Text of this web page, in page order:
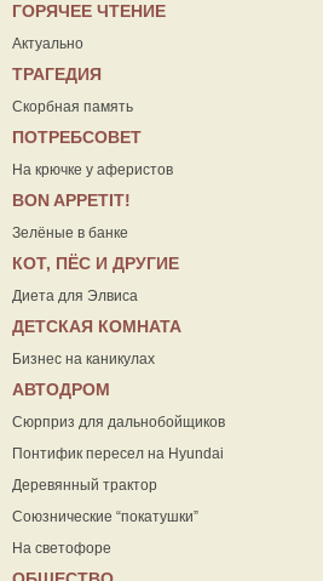
ГОРЯЧЕЕ ЧТЕНИЕ
Актуально
ТРАГЕДИЯ
Скорбная память
ПОТРЕБСОВЕТ
На крючке у аферистов
ВON APPETIT!
Зелёные в банке
КОТ, ПЁС И ДРУГИЕ
Диета для Элвиса
ДЕТСКАЯ КОМНАТА
Бизнес на каникулах
АВТОДРОМ
Сюрприз для дальнобойщиков
Понтифик пересел на Hyundai
Деревянный трактор
Союзнические “покатушки”
На светофоре